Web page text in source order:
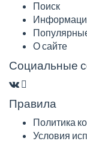
Поиск
О сайте
Социальные
Правила
Политика
Условия